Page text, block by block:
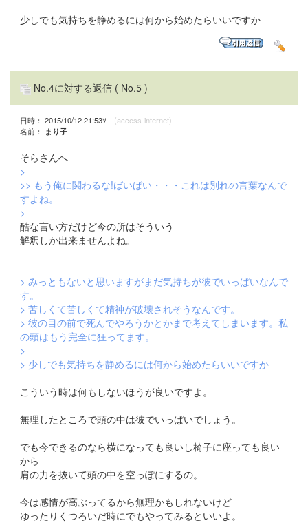
少しでも気持ちを静めるには何から始めたらいいですか
No.4に対する返信 ( No.5 )
日時： 2015/10/12 21:53ﾂ (access-internet)
名前：
まり子
そらさんへ
>
>> もう俺に関わるな!ばいばい・・・これは別れの言葉なんで
すよね。
>
酷な言い方だけど今の所はそういう
解釈しか出来ませんよね。
> みっともないと思いますがまだ気持ちが彼でいっぱいなんで
す。
> 苦しくて苦しくて精神が破壊されそうなんです。
> 彼の目の前で死んでやろうかとかまで考えてしまいます。私
の頭はもう完全に狂ってます。
>
> 少しでも気持ちを静めるには何から始めたらいいですか
こういう時は何もしないほうが良いですよ。
無理したところで頭の中は彼でいっぱいでしょう。
でも今できるのなら横になっても良いし椅子に座っても良い
から
肩の力を抜いて頭の中を空っぽにするの。
今は感情が高ぶってるから無理かもしれないけど
ゆったりくつろいだ時にでもやってみるといいよ。